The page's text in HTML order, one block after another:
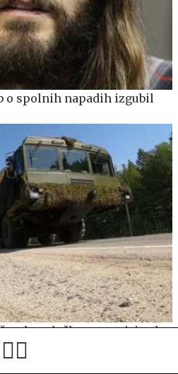
o spolnih napadih izgubil
službe opozarjajo, da
preizkusila Nato